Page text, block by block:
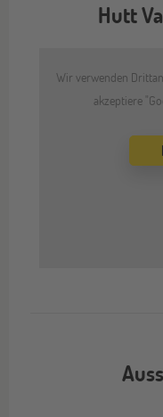
Hutt
Wir verwenden
akzeptiere